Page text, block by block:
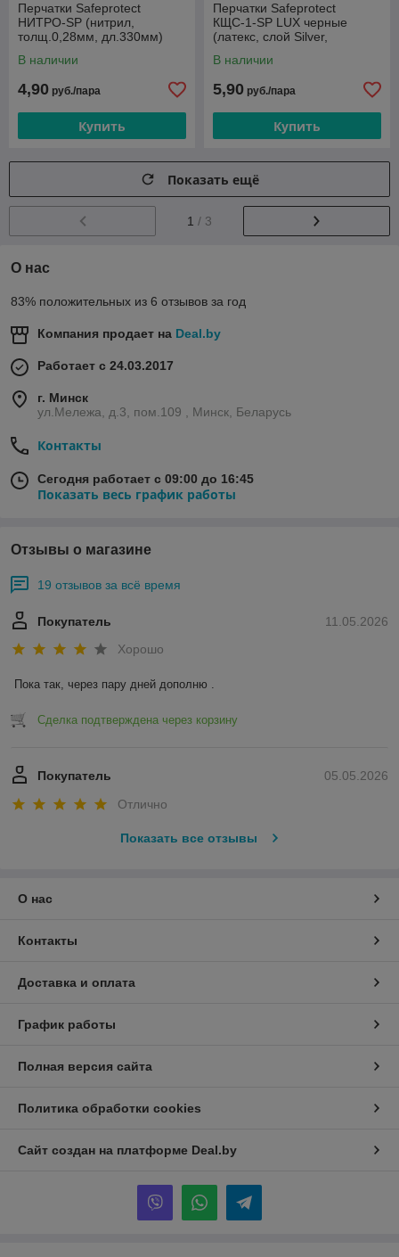
Перчатки Safeprotect
НИТРО-SP (нитрил,
толщ.0,28мм, дл.330мм)
В наличии
4,90 руб./пара
Купить
Перчатки Safeprotect
КЩС-1-SP LUX черные
(латекс, слой Silver,
В наличии
5,90 руб./пара
Купить
Показать ещё
1 / 3
О нас
83% положительных из 6 отзывов за год
Компания продает на Deal.by
Работает с 24.03.2017
г. Минск
ул.Мележа, д.3, пом.109 , Минск, Беларусь
Контакты
Сегодня работает с 09:00 до 16:45
Показать весь график работы
Отзывы о магазине
19 отзывов за всё время
11.05.2026
Покупатель
Хорошо
Пока так, через пару дней дополню .
Сделка подтверждена через корзину
05.05.2026
Покупатель
Отлично
Показать все отзывы
О нас
Контакты
Доставка и оплата
График работы
Полная версия сайта
Политика обработки cookies
Сайт создан на платформе Deal.by